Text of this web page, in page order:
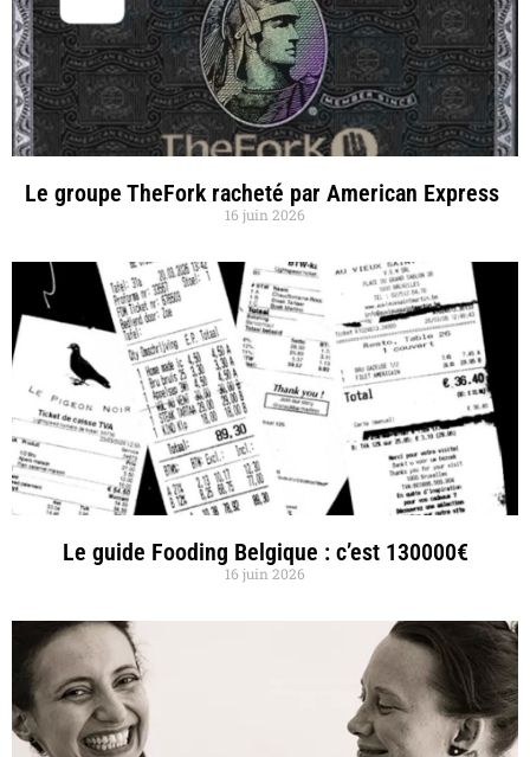
Le groupe TheFork racheté par American Express
16 juin 2026
Le guide Fooding Belgique : c’est 130000€
16 juin 2026